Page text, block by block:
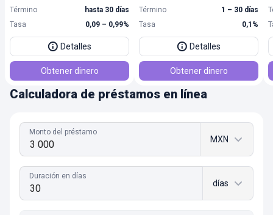
Término
hasta 30 días
Tasa
0,09 – 0,99%
Detalles
Obtener dinero
Término
1 – 30 días
Tasa
0,1%
Detalles
Obtener dinero
Calculadora de préstamos en línea
Monto del préstamo
MXN
Duración en días
días